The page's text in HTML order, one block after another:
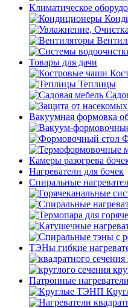
Климатическое
Товары для дачи
Теплицы
Вакуумная формовка
Камеры разогрева
Нагреватели для бочек
Спиральные
ТЭНы гибкие
Патронные нагреватели